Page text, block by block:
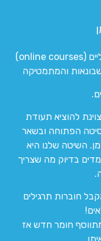
המרכז המוביל והמקצועי לקורסים דיגיטליים (online courses)
והמתמטיקה
להוציא תעודת
הפתוחה ובשאר
השיטה שלנו היא
בדיוק מה שצריך
חוברות תרגילים
חומר חדש אז